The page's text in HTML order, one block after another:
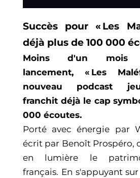
Succès pour « Les
déjà plus de 100 000
Moins d'un mois
lancement, « Les
nouveau podcast
franchit déjà le cap
000 écoutes.
Porté avec énergie par
écrit par Benoît Prospéro,
en lumière le
français. En s'appuyant